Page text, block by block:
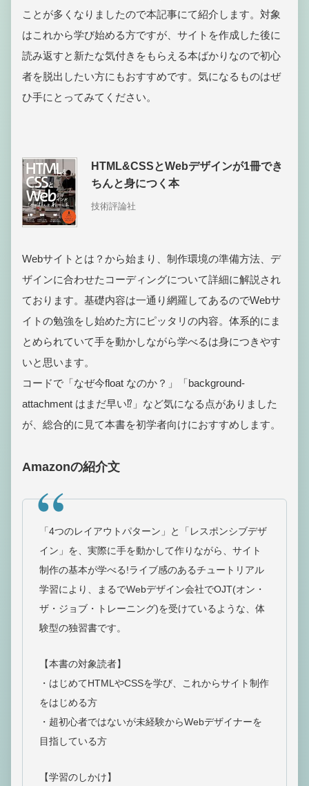
ことが多くなりましたので本記事にて紹介します。対象
はこれから学び始める方ですが、サイトを作成した後に
読み返すと新たな気付きをもらえる本ばかりなので初心
者を脱出したい方にもおすすめです。気になるものはぜ
ひ手にとってみてください。
HTML&CSSとWebデザインが1冊でき
ちんと身につく本
技術評論社
Webサイトとは？から始まり、制作環境の準備方法、デ
ザインに合わせたコーディングについて詳細に解説され
ております。基礎内容は一通り網羅してあるのでWebサ
イトの勉強をし始めた方にピッタリの内容。体系的にま
とめられていて手を動かしながら学べるは身につきやす
いと思います。
コードで「なぜ今float なのか？」「background-
attachment はまだ早い⁉」など気になる点がありました
が、総合的に見て本書を初学者向けにおすすめします。
Amazonの紹介文
「4つのレイアウトパターン」と「レスポンシブデザ
イン」を、実際に手を動かして作りながら、サイト
制作の基本が学べる!ライブ感のあるチュートリアル
学習により、まるでWebデザイン会社でOJT(オン・
ザ・ジョブ・トレーニング)を受けているような、体
験型の独習書です。
【本書の対象読者】
・はじめてHTMLやCSSを学び、これからサイト制作
をはじめる方
・超初心者ではないが未経験からWebデザイナーを
目指している方
【学習のしかけ】